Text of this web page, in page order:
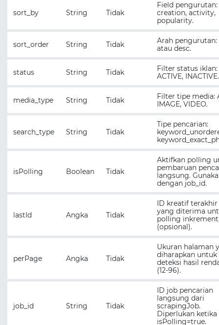
sort_by String Tidak
Field pengurutan:
creation, activity,
popularity.
sort_order String Tidak
Arah pengurutan:
atau desc.
status String Tidak
Filter status iklan:
ACTIVE, INACTIVE.
media_type String Tidak
Filter tipe media:
IMAGE, VIDEO.
search_type String Tidak
Tipe pencarian:
isPolling Boolean Tidak
Aktifkan polling
pembaruan
langsung.
dengan job_id.
lastId Angka Tidak
ID kreatif terakhir
yang diterima
polling
(opsional).
perPage Angka Tidak
Ukuran halaman
diharapkan untuk
deteksi hasil
(12-96).
job_id String Tidak
ID job pencarian
langsung dari
scrapingJob.
Diperlukan ketika
isPolling=true.